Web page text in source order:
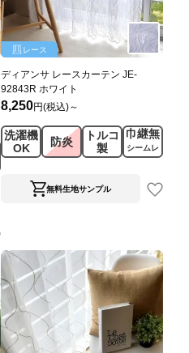
レース
ディアンサ レースカーテン JE-
92843R ホワイト
8,250円(税込)～
洗濯機
OK
防炎
トルコ
製
巾継無
シームレ
ス
無料生地サンプル